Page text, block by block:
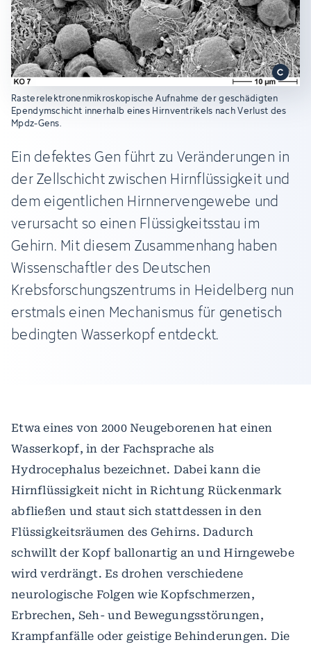
Rasterelektronenmikroskopische Aufnahme der geschädigten
Ependymschicht innerhalb eines Hirnventrikels nach Verlust des
Mpdz-Gens.
Ein defektes Gen führt zu Veränderungen in
der Zellschicht zwischen Hirnflüssigkeit und
dem eigentlichen Hirnnervengewebe und
verursacht so einen Flüssigkeitsstau im
Gehirn. Mit diesem Zusammenhang haben
Wissenschaftler des Deutschen
Krebsforschungszentrums in Heidelberg nun
erstmals einen Mechanismus für genetisch
bedingten Wasserkopf entdeckt.
Etwa eines von 2000 Neugeborenen hat einen
Wasserkopf, in der Fachsprache als
Hydrocephalus bezeichnet. Dabei kann die
Hirnflüssigkeit nicht in Richtung Rückenmark
abfließen und staut sich stattdessen in den
Flüssigkeitsräumen des Gehirns. Dadurch
schwillt der Kopf ballonartig an und Hirngewebe
wird verdrängt. Es drohen verschiedene
neurologische Folgen wie Kopfschmerzen,
Erbrechen, Seh- und Bewegungsstörungen,
Krampfanfälle oder geistige Behinderungen. Die